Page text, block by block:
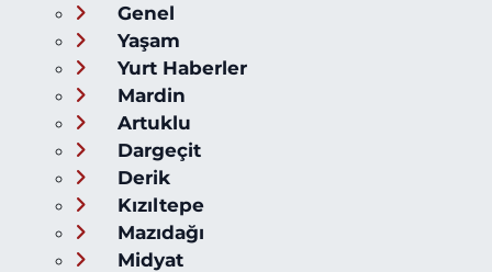
Genel
Yaşam
Yurt Haberler
Mardin
Artuklu
Dargeçit
Derik
Kızıltepe
Mazıdağı
Midyat